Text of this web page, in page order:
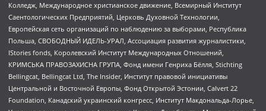
Колледж, Международное христианское движение, Всемирный Институт
Саентологических Предприятий, Церковь Духовной Технологии,
Европейская сеть организаций по наблюдению за выборами, Республика
Польша, СВОБОДНЫЙ ИДЕЛЬ-УРАЛ, Ассоциация развития журналистики,
IStories fonds, Королевский Институт Международных Отношений,
КРИМСЬКА ПРАВОЗАХИСНА ГРУПА, Фонд имени Генриха Бёлля, Stichting
Bellingcat, Bellingcat Ltd, The Insider, Институт правовой инициативы
Центральной и Восточной Европы, Фонд Открытой Эстонии, Calvert 22
Foundation, Канадский украинский конгресс, Институт Макдональда-Лорье,